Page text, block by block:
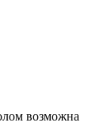
возможна